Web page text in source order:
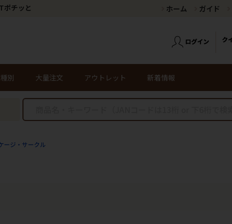
ポチッと ホーム ガイド
別 大量注文 アウトレット 新着情報
ージ・サークル